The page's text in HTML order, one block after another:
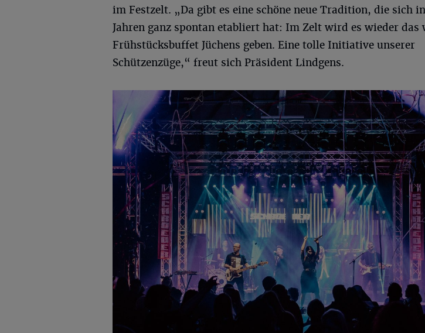
im Festzelt. „Da gibt es eine schöne neue Tradition, die sich
Jahren ganz spontan etabliert hat: Im Zelt wird es wieder das
Frühstücksbuffet Jüchens geben. Eine tolle Initiative unserer
Schützenzüge,“ freut sich Präsident Lindgens.